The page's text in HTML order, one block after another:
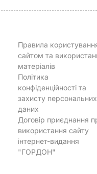
Правила
сайтом та
матеріалів
Політика
конфіденційності та
захисту персональних
даних
Договір приєднання
використання сайту
інтернет-видання
"ГОРДОН"